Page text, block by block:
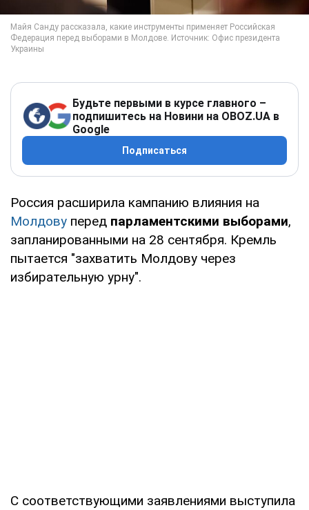
Будьте первыми в курсе главного –
подпишитесь на Новини на OBOZ.UA в
Google
Подписаться
Россия расширила кампанию влияния на
Молдову перед парламентскими выборами,
запланированными на 28 сентября. Кремль
пытается "захватить Молдову через
избирательную урну".
С соответствующими заявлениями выступила